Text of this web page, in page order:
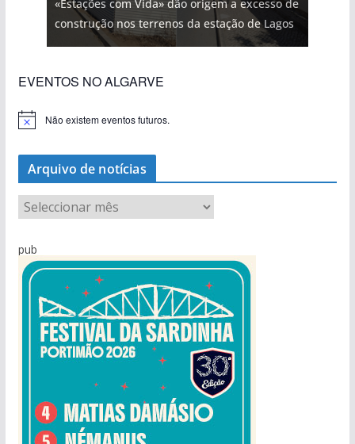
«Estações com Vida» dão origem a excesso de
construção nos terrenos da estação de Lagos
EVENTOS NO ALGARVE
Não existem eventos futuros.
Arquivo de notícias
q
pub